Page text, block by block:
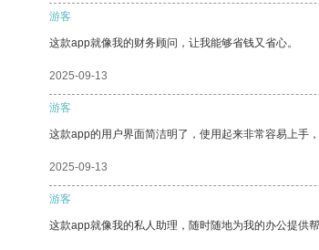
游客
这款app就像我的财务顾问，让我能够省钱又省心。
2025-09-13
游客
这款app的用户界面简洁明了，使用起来非常容易上手
2025-09-13
游客
这款app就像我的私人助理，随时随地为我的办公提供